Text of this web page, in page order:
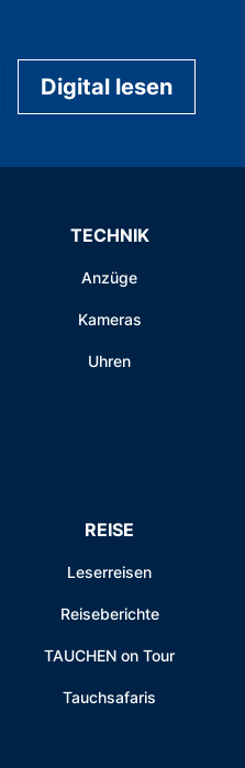
Digital lesen
TECHNIK
Anzüge
Kameras
Uhren
REISE
Leserreisen
Reiseberichte
TAUCHEN on Tour
Tauchsafaris